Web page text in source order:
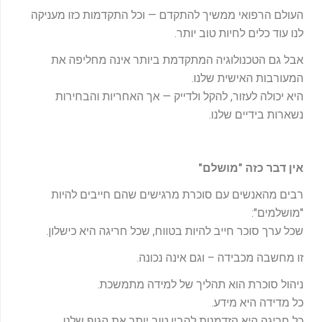
העולם הרפואי ממשיך להתקדם — וכל התקדמות כזו מעניקה
לנו עוד כלים לחיות טוב יותר.
אבל גם הטכנולוגיה המתקדמת ביותר אינה מחליפה את
המעורבות האישית שלנו.
היא יכולה לעזור, להקל ולדייק — אך האחריות והבחירות
נשארות בידיים שלנו.
אין דבר כזה "מושלם"
רבים מהאנשים עם סוכרת מרגישים שהם חייבים להיות
"מושלמים":
שכל ערך סוכר חייב להיות בטווח, שכל חריגה היא כישלון.
זו מחשבה מכבידה – וגם אינה נכונה.
ניהול סוכרת הוא תהליך של למידה מתמשכת.
כל מדידה היא מידע.